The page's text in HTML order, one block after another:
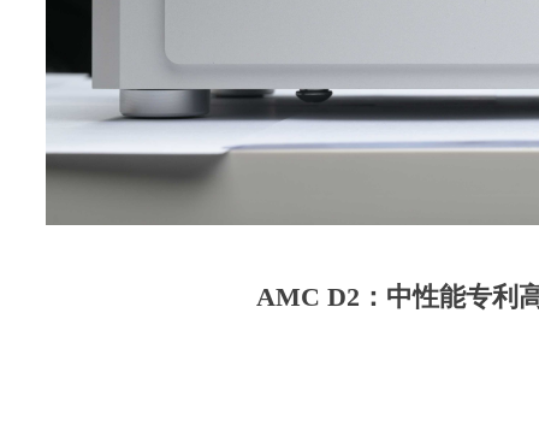
AMC D2：中性能专利